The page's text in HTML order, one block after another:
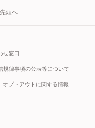
頭へ
せ窓口
規律事項の公表等について
オプトアウトに関する情報